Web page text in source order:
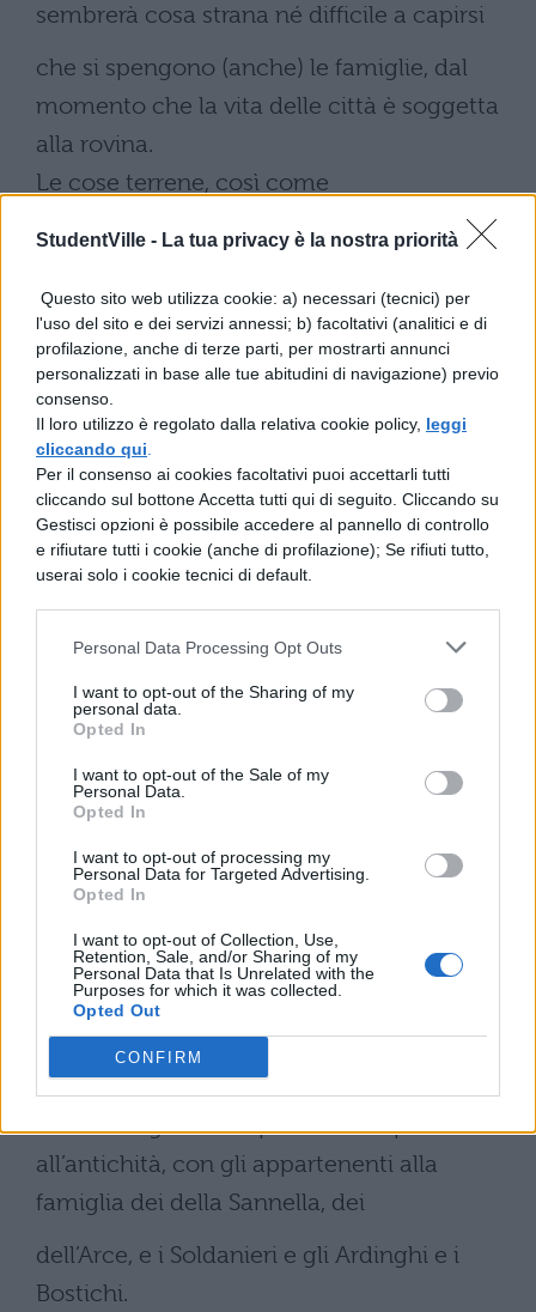
StudentVille - La tua privacy è la nostra priorità
Questo sito web utilizza cookie: a) necessari (tecnici) per
l'uso del sito e dei servizi annessi; b) facoltativi (analitici e di
profilazione, anche di terze parti, per mostrarti annunci
personalizzati in base alle tue abitudini di navigazione) previo
consenso.
Il loro utilizzo è regolato dalla relativa cookie policy, leggi
cliccando qui
Per il consenso ai cookies facoltativi puoi accettarli tutti
cliccando sul bottone Accetta tutti qui di seguito. Cliccando su
Gestisci opzioni è possibile accedere al pannello di controllo
e rifiutare tutti i cookie (anche di profilazione); Se rifiuti tutto,
userai solo i cookie tecnici di default.
Personal Data Processing Opt Outs
I want to opt-out of the Sharing of my
personal data.
Opted In
I want to opt-out of the Sale of my
Personal Data.
Opted In
I want to opt-out of processing my
Personal Data for Targeted Advertising.
Opted In
I want to opt-out of Collection, Use,
Retention, Sale, and/or Sharing of my
Personal Data that Is Unrelated with the
Purposes for which it was collected.
Opted Out
CONFIRM
sembrerà cosa strana né difficile a capirsi
che si spengono (anche) le famiglie, dal
momento che la vita delle città è soggetta
alla rovina.
Le cose terrene, così come
( avviene per) voi uomini, sono tutte
manifestarsi in alcune cose che durano a
lungo (
come le città o le schiatte); d’altra parte la
vita umana è cosi breve (che non permette
di vedere la loro fine).
E come
il girare del cielo della Luna (generando i
flussi e i riflussi della marea) copre e lascia
scoperte alternativamente le
spiagge del mare, così la Fortuna ora
innalza, ora abbassa le sorti di Firenze: per
questo motivo non deve stupire ciò che io
dirò dei Fiorentini di antica nobiltà, la fama
dei quali è coperta dall’oblio del tempo.
Io vidi gli Ughi, e vidi i
Catellini, i Filippi, i Greci, gli Ormanni e gli
Alberichi, già in decadenza e in via di
estinzione, sebbene ancora illustri
cittadini;
e vidi famiglie la cui potenza era pari
all’antichità, con gli appartenenti alla
famiglia dei della Sannella, dei
dell’Arce, e i Soldanieri e gli Ardinghi e i
Bostichi.